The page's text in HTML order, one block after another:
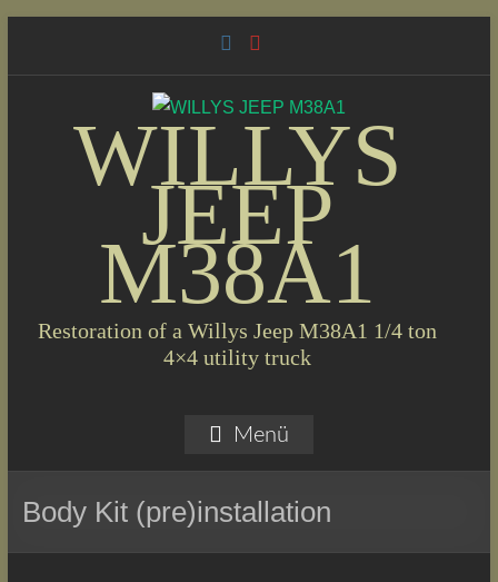
WILLYS
JEEP
M38A1
Restoration of a Willys Jeep M38A1 1/4 ton
4×4 utility truck
Menü
Body Kit (pre)installation